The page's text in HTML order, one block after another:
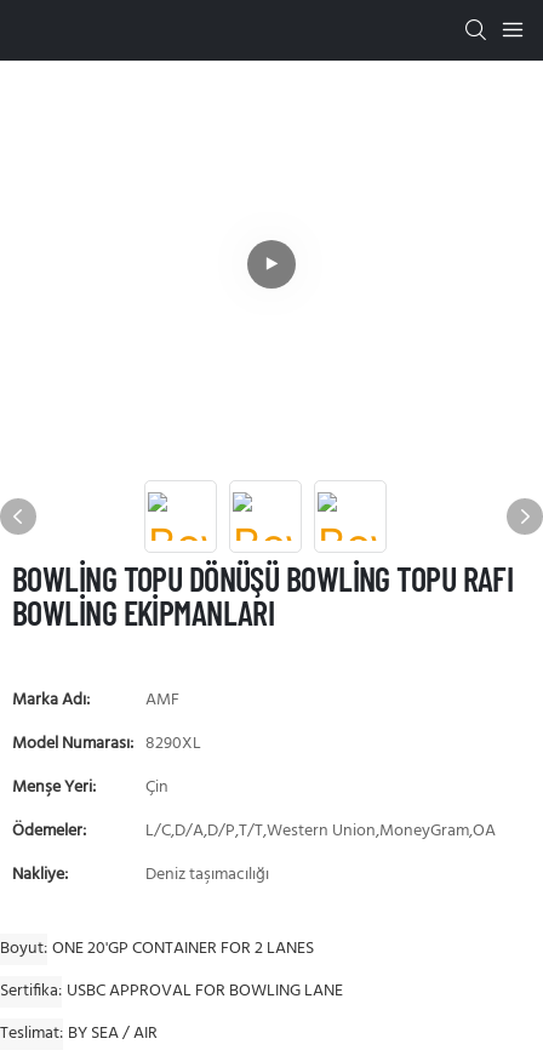
BOWLING TOPU DÖNÜŞÜ BOWLING TOPU RAFI
BOWLING EKIPMANLARI
Marka Adı:
AMF
Model Numarası: 8290XL
Menşe Yeri:
Çin
Ödemeler:
L/C,D/A,D/P,T/T,Western Union,MoneyGram,OA
Nakliye:
Deniz taşımacılığı
Boyut ONE 20'GP CONTAINER FOR 2 LANES
Sertifika USBC APPROVAL FOR BOWLING LANE
Teslimat BY SEA / AIR